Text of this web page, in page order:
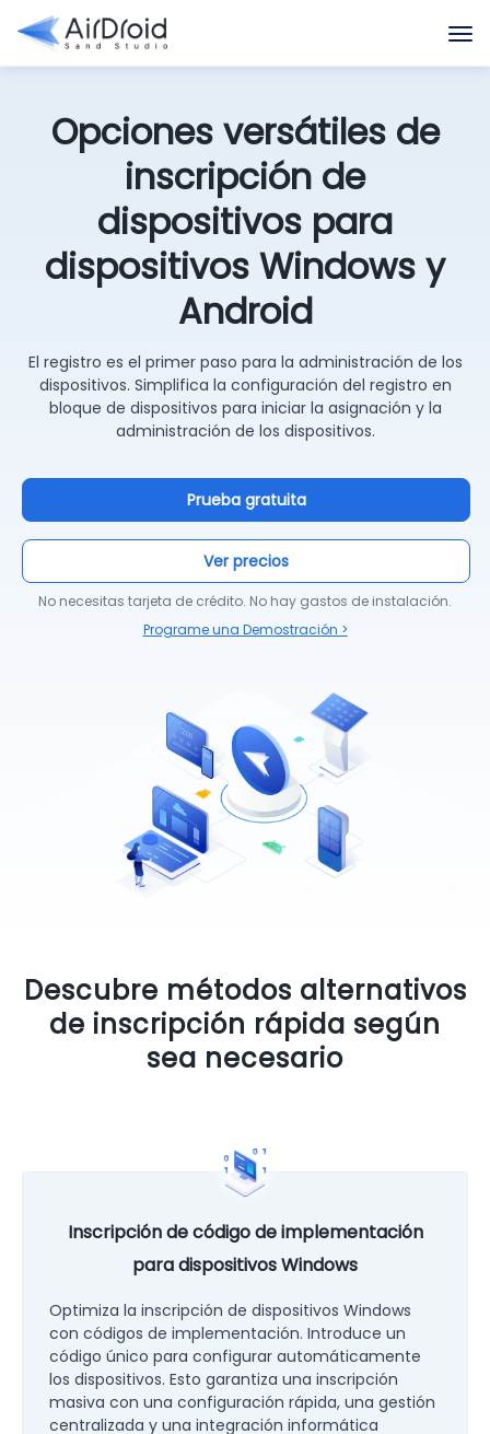
Opciones versátiles de
inscripción de
dispositivos para
dispositivos Windows y
Android
El registro es el primer paso para la administración de los
dispositivos. Simplifica la configuración del registro en
bloque de dispositivos para iniciar la asignación y la
administración de los dispositivos.
Prueba gratuita
Ver precios
No necesitas tarjeta de crédito. No hay gastos de instalación.
Programe una Demostración >
Descubre métodos alternativos
de inscripción rápida según
sea necesario
Inscripción de código de implementación
para dispositivos Windows
Optimiza la inscripción de dispositivos Windows
con códigos de implementación. Introduce un
código único para configurar automáticamente
los dispositivos. Esto garantiza una inscripción
masiva con una configuración rápida, una gestión
centralizada y una integración informática